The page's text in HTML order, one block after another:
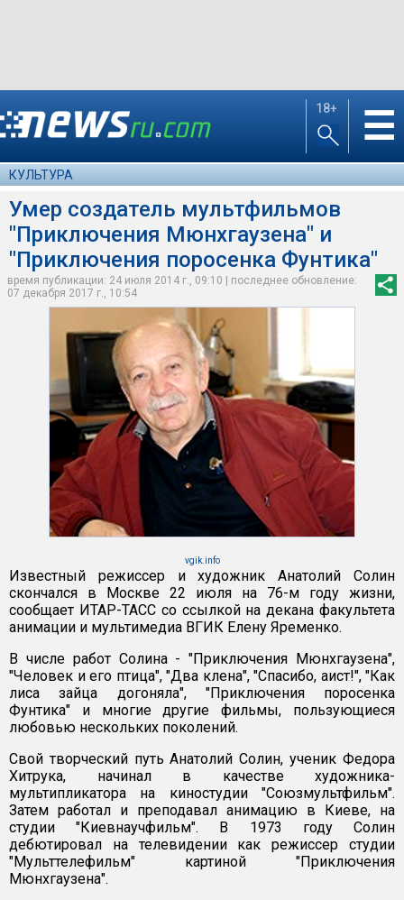
18+ ☰
КУЛЬТУРА
Умер создатель мультфильмов
"Приключения Мюнхгаузена" и
"Приключения поросенка Фунтика"
время публикации: 24 июля 2014 г., 09:10 | последнее обновление:
07 декабря 2017 г., 10:54
vgik.info
Известный режиссер и художник Анатолий Солин
скончался в Москве 22 июля на 76-м году жизни,
сообщает ИТАР-ТАСС со ссылкой на декана факультета
анимации и мультимедиа ВГИК Елену Яременко.
В числе работ Солина - "Приключения Мюнхгаузена",
"Человек и его птица", "Два клена", "Спасибо, аист!", "Как
лиса зайца догоняла", "Приключения поросенка
Фунтика" и многие другие фильмы, пользующиеся
любовью нескольких поколений.
Свой творческий путь Анатолий Солин, ученик Федора
Хитрука, начинал в качестве художника-
мультипликатора на киностудии "Союзмультфильм".
Затем работал и преподавал анимацию в Киеве, на
студии "Киевнаучфильм". В 1973 году Солин
дебютировал на телевидении как режиссер студии
"Мульттелефильм" картиной "Приключения
Мюнхгаузена".